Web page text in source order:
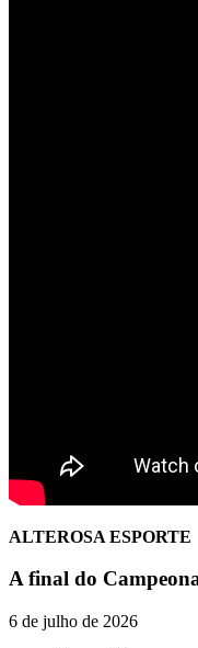
ALTEROSA ESPORTE
A final do
6 de julho de 2026